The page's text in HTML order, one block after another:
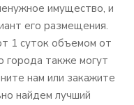
имущество, и
его размещения.
1 суток объемом от
города также могут
нам или закажите
найдем лучший